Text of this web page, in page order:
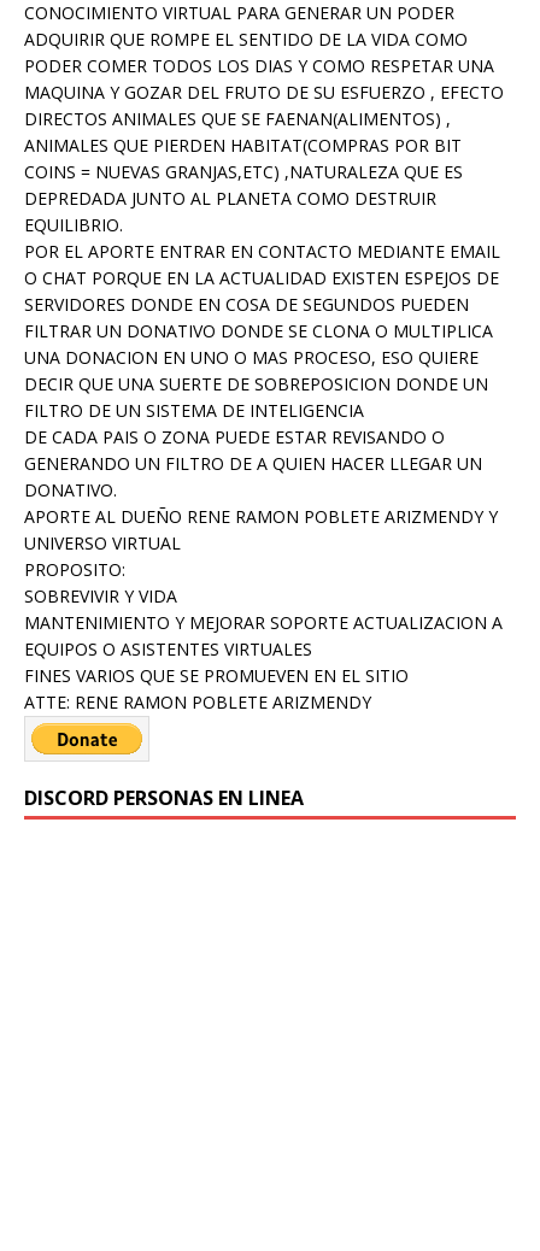
CONOCIMIENTO VIRTUAL PARA GENERAR UN PODER
ADQUIRIR QUE ROMPE EL SENTIDO DE LA VIDA COMO
PODER COMER TODOS LOS DIAS Y COMO RESPETAR UNA
MAQUINA Y GOZAR DEL FRUTO DE SU ESFUERZO , EFECTO
DIRECTOS ANIMALES QUE SE FAENAN(ALIMENTOS) ,
ANIMALES QUE PIERDEN HABITAT(COMPRAS POR BIT
COINS = NUEVAS GRANJAS,ETC) ,NATURALEZA QUE ES
DEPREDADA JUNTO AL PLANETA COMO DESTRUIR
EQUILIBRIO.
POR EL APORTE ENTRAR EN CONTACTO MEDIANTE EMAIL
O CHAT PORQUE EN LA ACTUALIDAD EXISTEN ESPEJOS DE
SERVIDORES DONDE EN COSA DE SEGUNDOS PUEDEN
FILTRAR UN DONATIVO DONDE SE CLONA O MULTIPLICA
UNA DONACION EN UNO O MAS PROCESO, ESO QUIERE
DECIR QUE UNA SUERTE DE SOBREPOSICION DONDE UN
FILTRO DE UN SISTEMA DE INTELIGENCIA
DE CADA PAIS O ZONA PUEDE ESTAR REVISANDO O
GENERANDO UN FILTRO DE A QUIEN HACER LLEGAR UN
DONATIVO.
APORTE AL DUEÑO RENE RAMON POBLETE ARIZMENDY Y
UNIVERSO VIRTUAL
PROPOSITO:
SOBREVIVIR Y VIDA
MANTENIMIENTO Y MEJORAR SOPORTE ACTUALIZACION A
EQUIPOS O ASISTENTES VIRTUALES
FINES VARIOS QUE SE PROMUEVEN EN EL SITIO
ATTE: RENE RAMON POBLETE ARIZMENDY
DISCORD PERSONAS EN LINEA